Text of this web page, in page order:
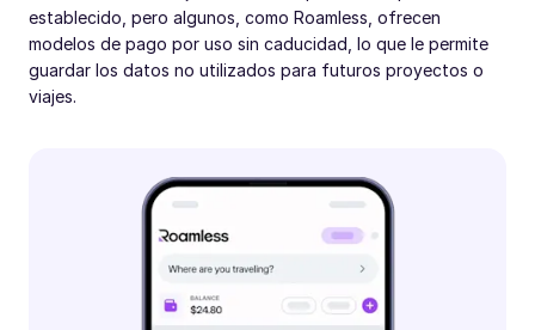
establecido, pero algunos, como Roamless, ofrecen
modelos de pago por uso sin caducidad, lo que le permite
guardar los datos no utilizados para futuros proyectos o
viajes.